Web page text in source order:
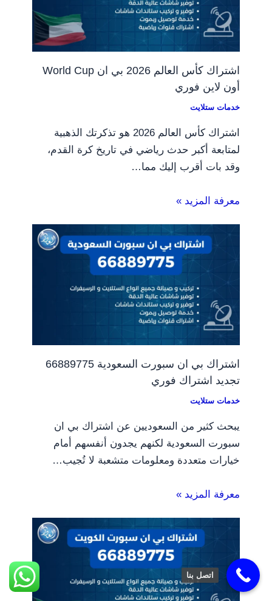
اشتراك كأس العالم 2026 بي ان World Cup
أون لاين فوري
خدمات ستلايت
اشتراك كأس العالم 2026 هو تذكرتك الذهبية
لمتابعة أكبر حدث رياضي في تاريخ كرة القدم،
وقد بات أقرب إليك مما…
معرفة المزيد »
اشتراك بي ان سبورت السعودية 66889775
تجديد اشتراك فوري
خدمات ستلايت
يبحث كثير من السعوديين عن اشتراك بي ان
سبورت السعودية لكنهم يجدون أنفسهم أمام
خيارات متعددة ومعلومات متشعبة لا تُجيب…
معرفة المزيد »
اتصل بنا